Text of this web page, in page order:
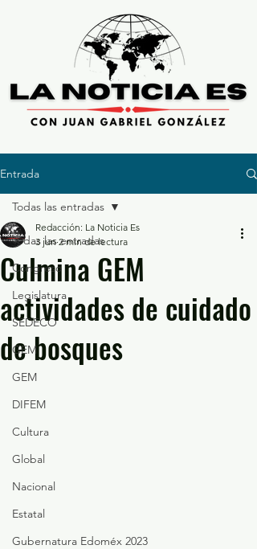
Entrada
Todas las entradas
Congreso
Legislatura
SEDECO
GEM
GEM
DIFEM
Cultura
Global
Nacional
Estatal
Gubernatura Edoméx 2023
Todas las entradas
Culmina GEM
actividades de cuidado
de bosques
Redacción: La Noticia Es
3 jun 2 min de lectura